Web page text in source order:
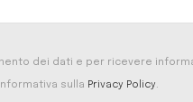
dei dati e per ricevere
sulla Privacy Policy.